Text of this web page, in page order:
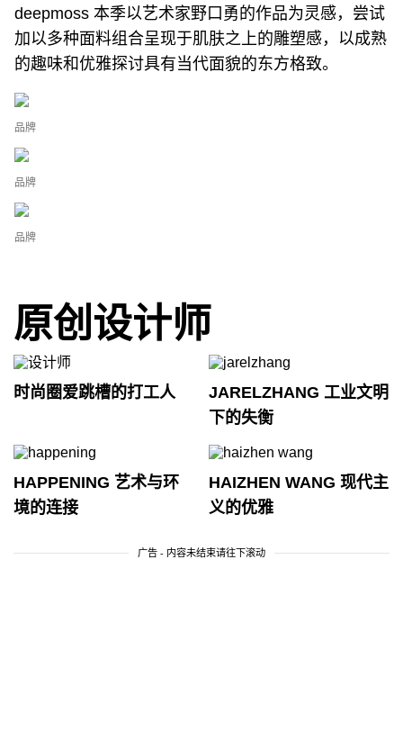
deepmoss 本季以艺术家野口勇的作品为灵感，尝试
加以多种面料组合呈现于肌肤之上的雕塑感，以成熟
的趣味和优雅探讨具有当代面貌的东方格致。
品牌
品牌
品牌
原创设计师
时尚圈爱跳槽的打工人
JARELZHANG 工业文明
下的失衡
HAPPENING 艺术与环
境的连接
HAIZHEN WANG 现代主
义的优雅
广告 - 内容未结束请往下滚动